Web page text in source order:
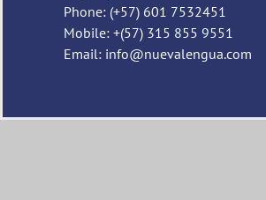
Phone: (+57) 601 7532451
Mobile: +(57) 315 855 9551
Email: info@nuevalengua.com